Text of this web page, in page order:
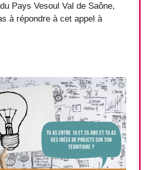
Pays Vesoul Val de Saône,
à répondre à cet appel à